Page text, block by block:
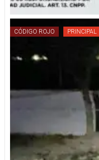
CÓDIGO ROJO PRINCIPAL